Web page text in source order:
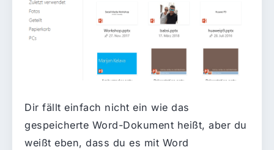
Dir fällt einfach nicht ein wie das
gespeicherte Word-Dokument heißt, aber du
weißt eben, dass du es mit Word